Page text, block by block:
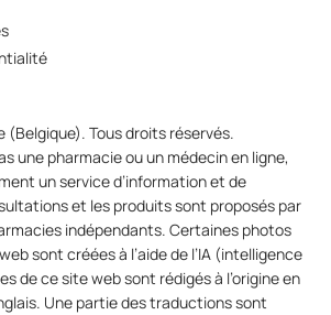
Tous droits réservés.
une pharmacie ou un médecin en ligne,
un service d’information et de
et les produits sont proposés par
indépendants. Certaines photos
sont créées à l’aide de l’IA (intelligence
de ce site web sont rédigés à l’origine en
Une partie des traductions sont